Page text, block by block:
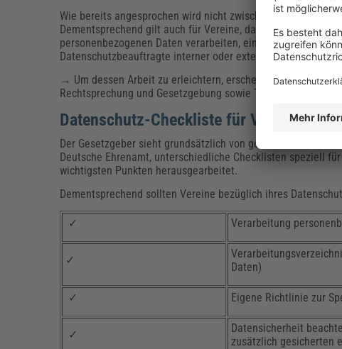
Wie bereits angesprochen wird nicht zwischen einem Verein
Dementsprechend gilt auch für Vereine, dass ab einer
personenbezogenen Daten verarbeiten, ein
Datenschutzbeauftragte interner oder externer Natur ist, er
→ Um dessen Arbeit zu erleichtern, erscheint 10 mal im Jahr
Rechtsprechung und Gesetzgebung sowie Tipps zur
Datenschutz-Checkliste für Vereine
Der Gesetzgeber sieht grundsätzlich von genormten
Deutsche Ehrenamt, unterschiedliche Checklisten speziell
wichtigsten Punkten herausgearbeitet.
Dementsprechend sollten Vereine bezüglich ihres
✓ Verarbeitung
✓
Daten)
✓ Eigene Richtlinie zur
✓
Datensicherheit
zusätzlich gesicherten